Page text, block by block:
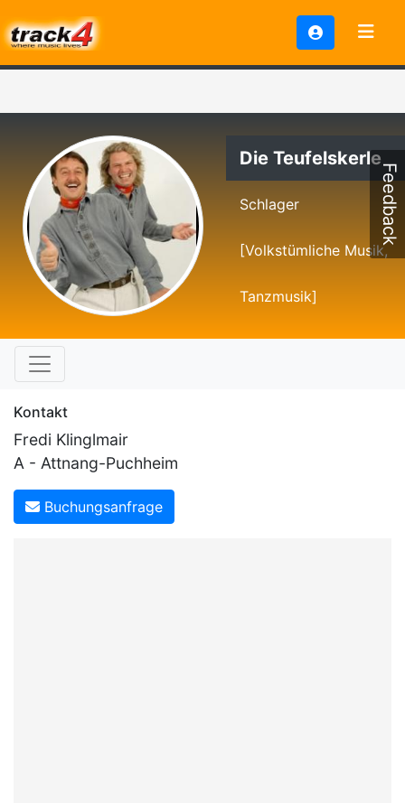
Die Teufelskerle
Schlager
[Volkstümliche Musik,
Tanzmusik]
Kontakt
Fredi Klinglmair
A - Attnang-Puchheim
Buchungsanfrage
Feedback